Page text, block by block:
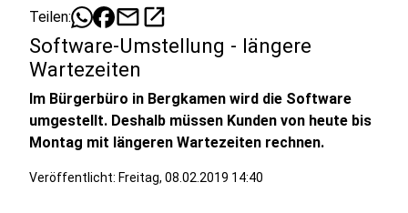
Teilen: mailopen_in_new
Software-Umstellung - längere
Wartezeiten
Im Bürgerbüro in Bergkamen wird die Software
umgestellt. Deshalb müssen Kunden von heute bis
Montag mit längeren Wartezeiten rechnen.
Veröffentlicht: Freitag, 08.02.2019 14:40